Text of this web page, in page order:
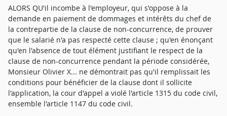
ALORS QU'il incombe à l'employeur, qui s'oppose à la
demande en paiement de dommages et intérêts du chef de
la contrepartie de la clause de non-concurrence, de prouver
que le salarié n'a pas respecté cette clause ; qu'en énonçant
qu'en l'absence de tout élément justifiant le respect de la
clause de non-concurrence pendant la période considérée,
Monsieur Olivier X... ne démontrait pas qu'il remplissait les
conditions pour bénéficier de la clause dont il sollicite
l'application, la cour d'appel a violé l'article 1315 du code civil,
ensemble l'article 1147 du code civil.